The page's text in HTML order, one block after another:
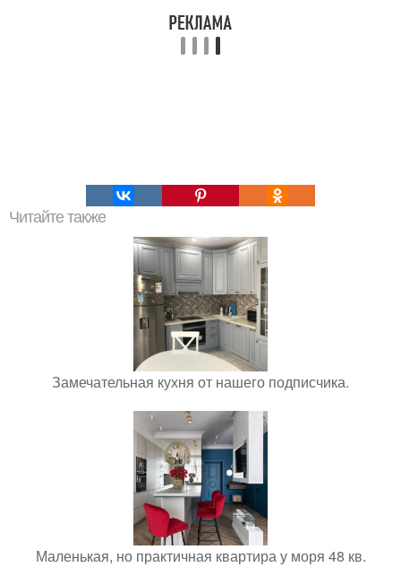
Читайте также
Замечательная кухня от нашего подписчика.
Маленькая, но практичная квартира у моря 48 кв.